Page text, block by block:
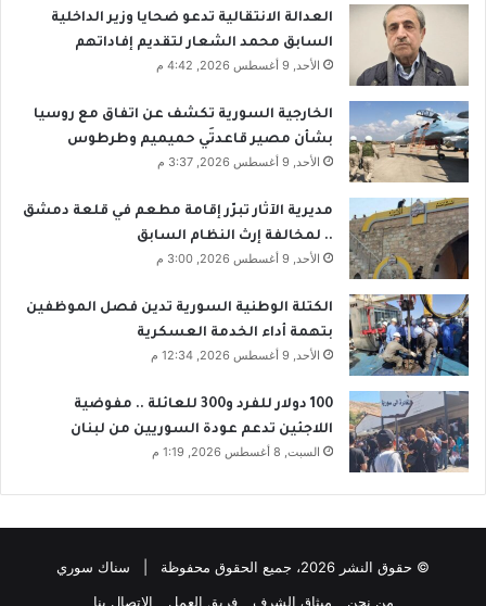
العدالة الانتقالية تدعو ضحايا وزير الداخلية
السابق محمد الشعار لتقديم إفاداتهم
الأحد, 9 أغسطس 2026, 4:42 م
الخارجية السورية تكشف عن اتفاق مع روسيا
بشأن مصير قاعدتَي حميميم وطرطوس
الأحد, 9 أغسطس 2026, 3:37 م
مديرية الآثار تبرّر إقامة مطعم في قلعة دمشق
.. لمخالفة إرث النظام السابق
الأحد, 9 أغسطس 2026, 3:00 م
الكتلة الوطنية السورية تدين فصل الموظفين
بتهمة أداء الخدمة العسكرية
الأحد, 9 أغسطس 2026, 12:34 م
100 دولار للفرد و300 للعائلة .. مفوضية
اللاجئين تدعم عودة السوريين من لبنان
السبت, 8 أغسطس 2026, 1:19 م
© حقوق النشر 2026، جميع الحقوق محفوظة | سناك سوري
من نحن
ميثاق الشرف فريق العمل الاتصال بنا